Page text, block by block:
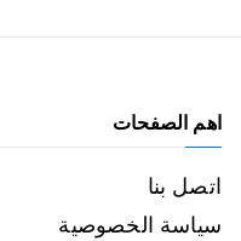
اهم الصفحات
اتصل بنا
سياسة الخصوصية